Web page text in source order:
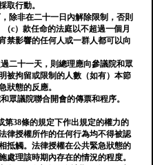
取行動。
除非在二十一日內解除限制，否則
c）款任命的法庭以不超過一個月
禁影響的任何人或一群人都可以向
二十一天，則總理應向參議院和眾
被拘留或限制的人數（如有）本節
狀態的反應。
眾議院聯合開會的傳票和程序。
第38條的規定下作出規定的權力的
律授權所作的任何行為均不得被認
抵觸。法律授權在公共緊急狀態的
處理該時期內存在的情況的程度。